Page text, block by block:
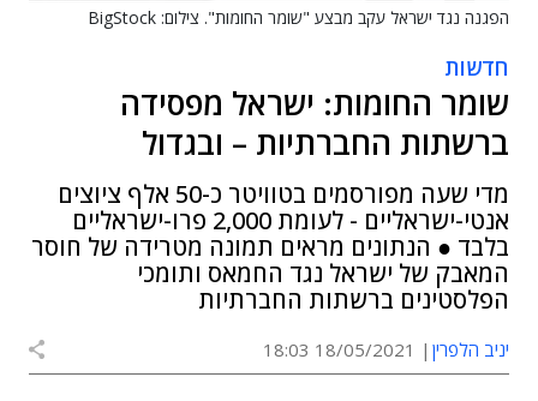
הפגנה נגד ישראל עקב מבצע "שומר החומות". צילום: BigStock
חדשות
שומר החומות: ישראל מפסידה
ברשתות החברתיות – ובגדול
מדי שעה מפורסמים בטוויטר כ-50 אלף ציוצים
אנטי-ישראליים - לעומת 2,000 פרו-ישראליים
בלבד ● הנתונים מראים תמונה מטרידה של חוסר
המאבק של ישראל נגד החמאס ותומכי
הפלסטינים ברשתות החברתיות
יניב הלפרין 18/05/2021 18:03